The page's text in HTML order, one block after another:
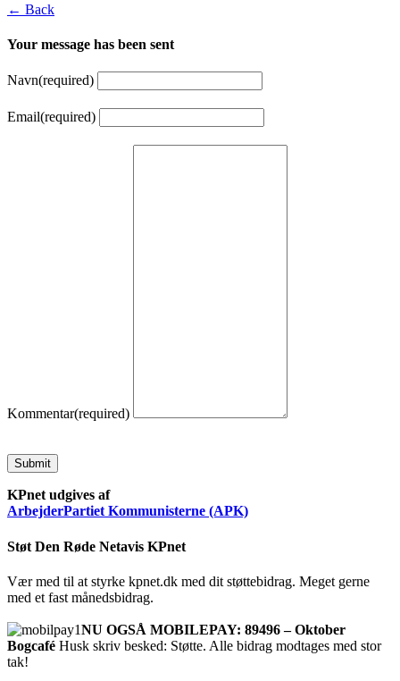
← Back
Your message has been sent
Navn(required)
Email(required)
Kommentar(required)
Submit
KPnet udgives af
ArbejderPartiet Kommunisterne (APK)
Støt Den Røde Netavis KPnet
Vær med til at styrke kpnet.dk med dit støttebidrag. Meget gerne
med et fast månedsbidrag.
NU OGSÅ MOBILEPAY: 89496 – Oktober
Bogcafé Husk skriv besked: Støtte. Alle bidrag modtages med stor
tak!